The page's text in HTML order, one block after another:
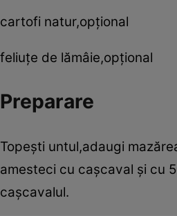
cartofi natur,opţional
feliuţe de lămâie,opţional
Preparare
Topeşti untul,adaugi
amesteci cu caşcaval şi cu
caşcavalul.